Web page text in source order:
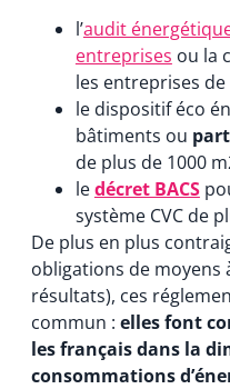
l’audit
entreprises ou la
les entreprises
le dispositif éco
bâtiments ou
de plus de 1000
ledécret BACS
système CVC de
De plus en plus
obligations de moyens
résultats), ces
commun : elles font
les français dans la
consommations